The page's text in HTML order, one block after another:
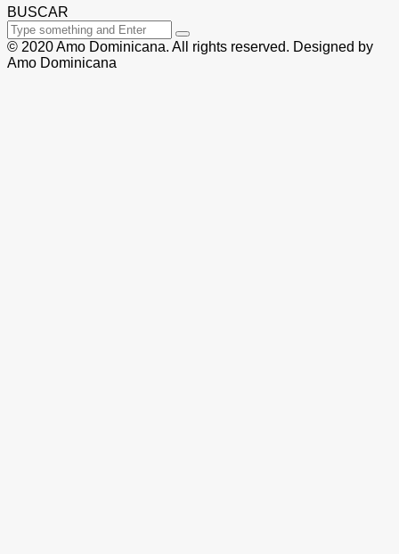
BUSCAR
© 2020 Amo Dominicana. All rights reserved. Designed by
Amo Dominicana